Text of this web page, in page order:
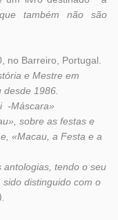
também não são
no Barreiro, Portugal.
e Mestre em
1986.
-Máscara»
sobre as festas e
«Macau, a Festa e a
antologias, tendo o seu
distinguido com o